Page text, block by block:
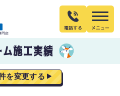
門店
電話する
ム施工実績
を変更する